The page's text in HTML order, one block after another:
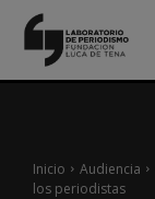
Inicio Audiencia
los periodistas